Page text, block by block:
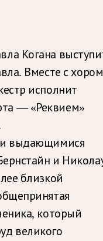
Когана
Вместе с хором
исполнит
— «Реквием»
выдающимися
и
близкой
который
великого